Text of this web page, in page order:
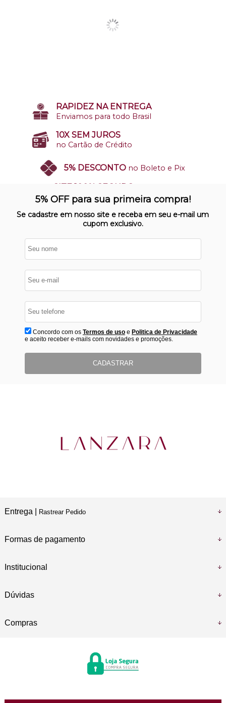
RAPIDEZ NA ENTREGA
Enviamos para todo Brasil
10X SEM JUROS
no Cartão de Crédito
5% DESCONTO no Boleto e Pix
Nosso site opera em ambiente
protegido
5% OFF para sua primeira compra!
Se cadastre em nosso site e receba em seu e-mail um
cupom exclusivo.
Concordo com os Termos de usoe Politica de Privacidade
e aceito receber e-mails com novidades e promoções.
CADASTRAR
Entrega | Rastrear Pedido
Formas de pagamento
Institucional
Dúvidas
Compras